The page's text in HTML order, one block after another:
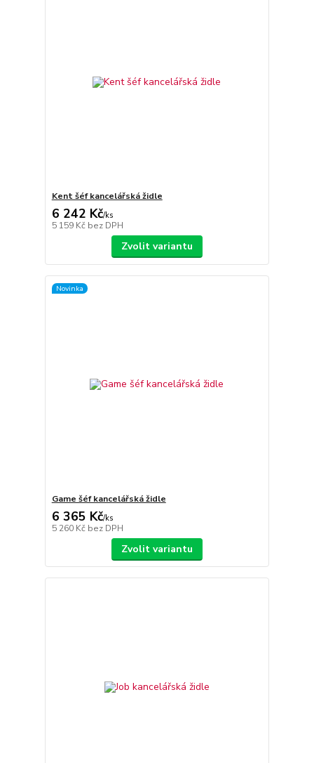
Kent šéf kancelářská židle
6 242 Kč/ks
5 159 Kč bez DPH
Zvolit variantu
Novinka
Game šéf kancelářská židle
6 365 Kč/ks
5 260 Kč bez DPH
Zvolit variantu